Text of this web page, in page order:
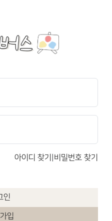
아이디 찾기 비밀번호 찾기
인
입